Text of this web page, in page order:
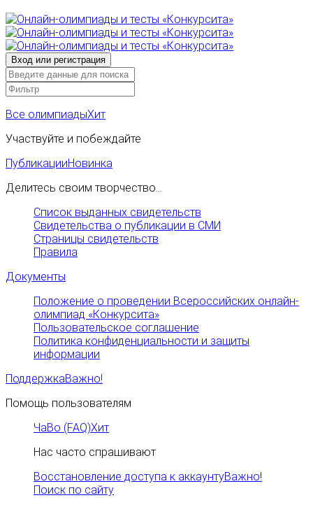
Все олимпиадыХит
Участвуйте и побеждайте
ПубликацииНовинка
Делитесь своим творчество...
Список выданных свидетельств
Свидетельства о публикации в СМИ
Страницы свидетельств
Правила
Документы
Положение о проведении Всероссийских онлайн-
олимпиад «Конкурсита»
Пользовательское соглашение
Политика конфиденциальности и защиты
информации
ПоддержкаВажно!
Помощь пользователям
ЧаВо (FAQ)Хит
Нас часто спрашивают
Восстановление доступа к аккаунтуВажно!
Поиск по сайту